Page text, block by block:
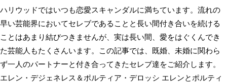
ハリウッドではいつも恋愛スキャンダルに満ちています。流れの
早い芸能界においてセレブであることと長い間付き合いを続ける
ことはあまり結びつきませんが、実は長い間、愛をはぐくんでき
た芸能人もたくさんいます。この記事では、既婚、未婚に関わら
ず一人のパートナーと付き合ってきたセレブ達をご紹介します。
エレン・デジェネレス＆ポルティア・デロッシ エレンとポルティ